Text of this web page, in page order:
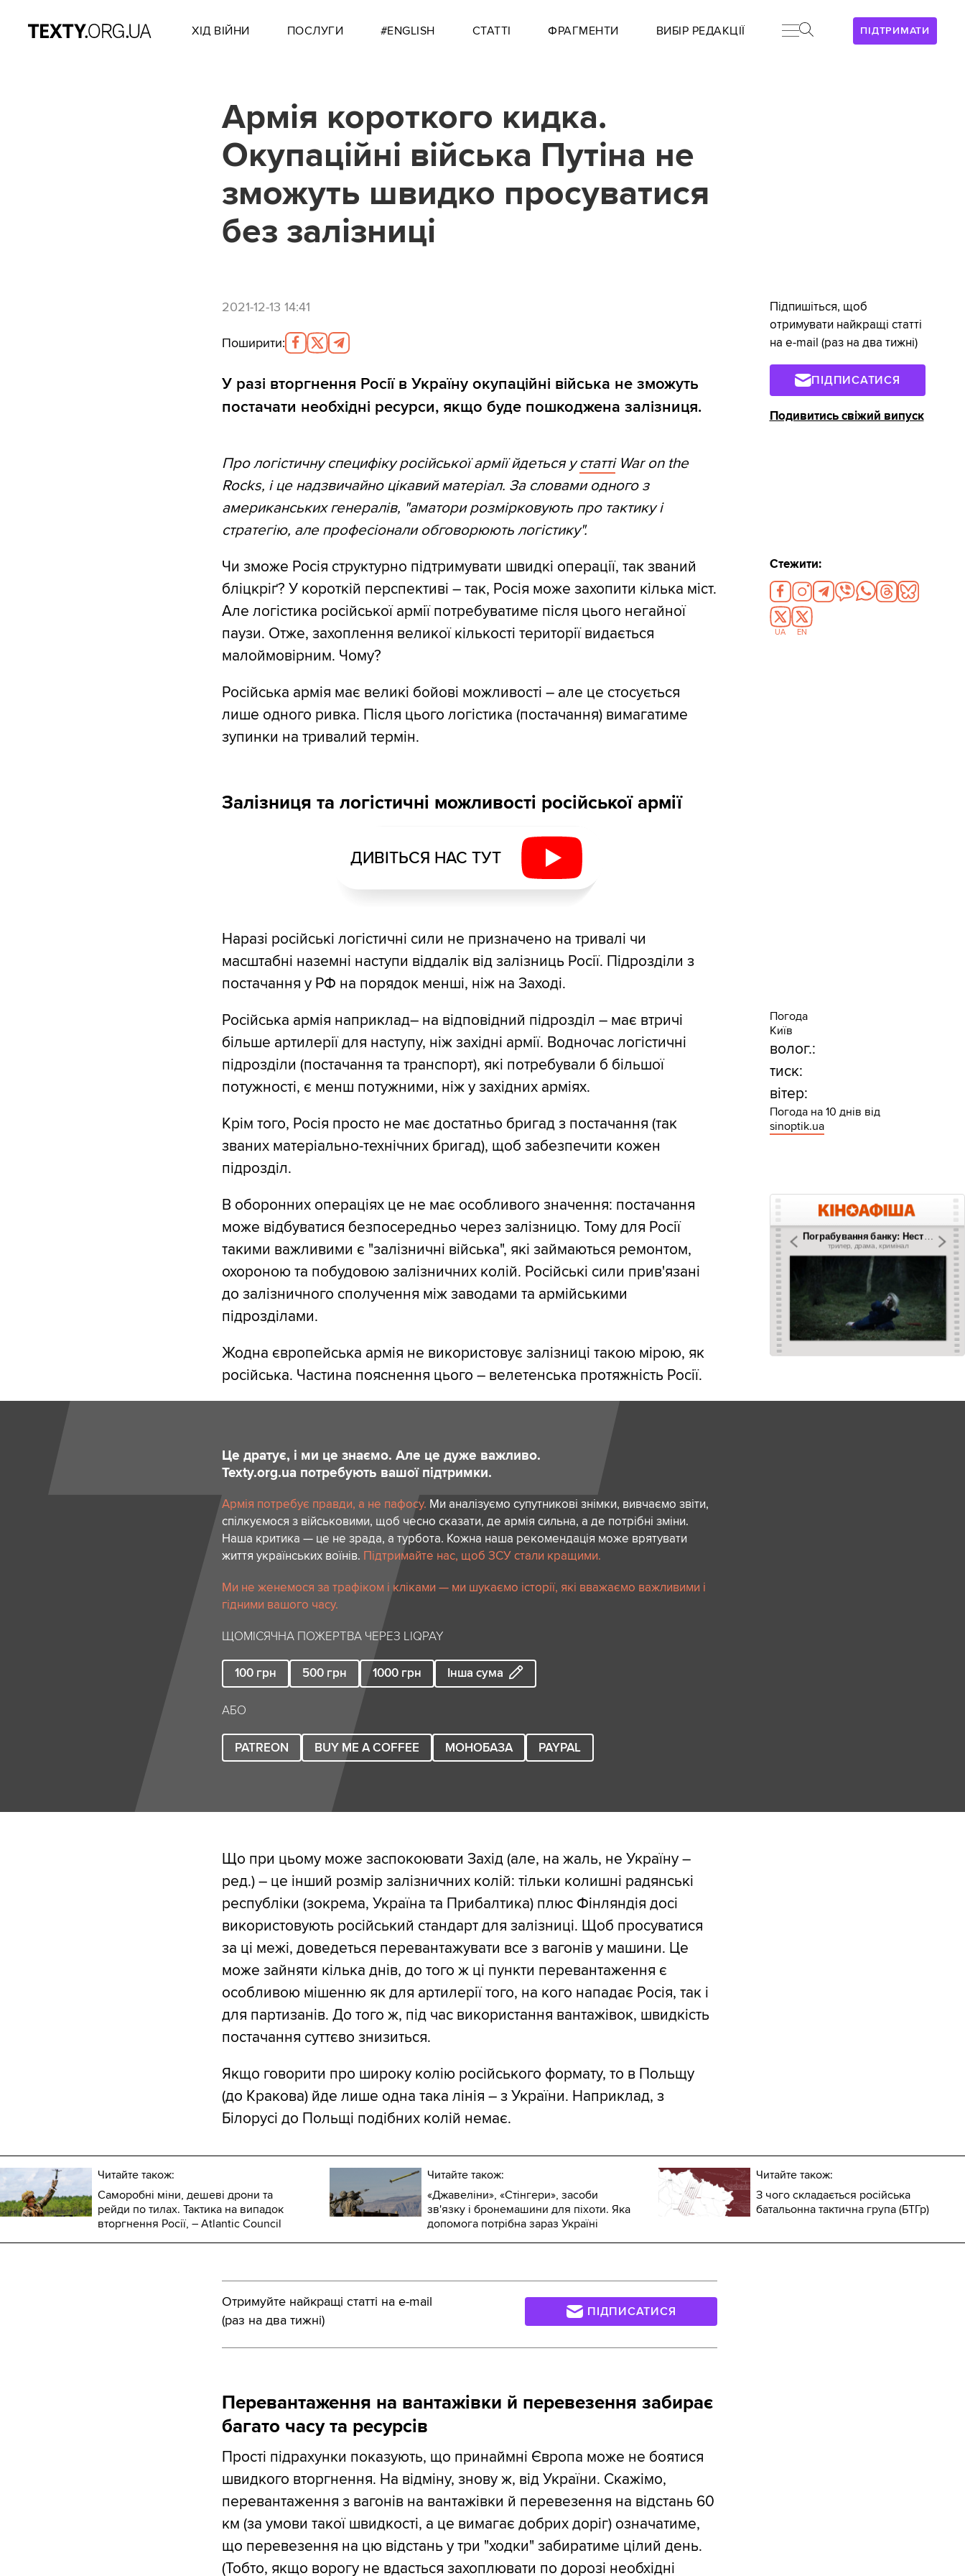
ПІДТРИМАТИ
ХІД ВІЙНИ ПОСЛУГИ #ENGLISH СТАТТІ ФРАГМЕНТИ ВИБІР РЕДАКЦІЇ
Армія короткого кидка.
Окупаційні війська Путіна не
зможуть швидко просуватися
без залізниці
2021-12-13 14:41
Поширити:
У разі вторгнення Росії в Україну окупаційні війська не зможуть
постачати необхідні ресурси, якщо буде пошкоджена залізниця.
Про логістичну специфіку російської армії йдеться у статтіWar on the
Rocks, і це надзвичайно цікавий матеріал. За словами одного з
американських генералів, "аматори розмірковують про тактику і
стратегію, але професіонали обговорюють логістику".
Чи зможе Росія структурно підтримувати швидкі операції, так званий
бліцкріґ? У короткій перспективі – так, Росія може захопити кілька міст.
Але логістика російської армії потребуватиме після цього негайної
паузи. Отже, захоплення великої кількості території видається
малоймовірним. Чому?
Російська армія має великі бойові можливості – але це стосується
лише одного ривка. Після цього логістика (постачання) вимагатиме
зупинки на тривалий термін.
Залізниця та логістичні можливості російської армії
ДИВІТЬСЯ НАС ТУТ
Наразі російські логістичні сили не призначено на тривалі чи
масштабні наземні наступи віддалік від залізниць Росії. Підрозділи з
постачання у РФ на порядок менші, ніж на Заході.
Російська армія наприклад– на відповідний підрозділ – має втричі
більше артилерії для наступу, ніж західні армії. Водночас логістичні
підрозділи (постачання та транспорт), які потребували б більшої
потужності, є менш потужними, ніж у західних арміях.
Крім того, Росія просто не має достатньо бригад з постачання (так
званих матеріально-технічних бригад), щоб забезпечити кожен
підрозділ.
В оборонних операціях це не має особливого значення: постачання
може відбуватися безпосередньо через залізницю. Тому для Росії
такими важливими є "залізничні війська", які займаються ремонтом,
охороною та побудовою залізничних колій. Російські сили прив'язані
до залізничного сполучення між заводами та армійськими
підрозділами.
Жодна європейська армія не використовує залізниці такою мірою, як
російська. Частина пояснення цього – велетенська протяжність Росії.
Це дратує, і ми це знаємо. Але це дуже важливо.
Texty.org.ua потребують вашої підтримки.
Армія потребує правди, а не пафосу. Ми аналізуємо супутникові знімки, вивчаємо звіти,
спілкуємося з військовими, щоб чесно сказати, де армія сильна, а де потрібні зміни.
Наша критика — це не зрада, а турбота. Кожна наша рекомендація може врятувати
життя українських воїнів. Підтримайте нас, щоб ЗСУ стали кращими.
Ми не женемося за трафіком і кліками — ми шукаємо історії, які вважаємо важливими і
гідними вашого часу.
ЩОМІСЯЧНА ПОЖЕРТВА ЧЕРЕЗ LIQPAY
100 грн 500 грн 1000 грн Інша сума
АБО
PATREON BUY ME A COFFEE МОНОБАЗА PAYPAL
Що при цьому може заспокоювати Захід (але, на жаль, не Україну –
ред.) – це інший розмір залізничних колій: тільки колишні радянські
республіки (зокрема, Україна та Прибалтика) плюс Фінляндія досі
використовують російський стандарт для залізниці. Щоб просуватися
за ці межі, доведеться перевантажувати все з вагонів у машини. Це
може зайняти кілька днів, до того ж ці пункти перевантаження є
особливою мішенню як для артилерії того, на кого нападає Росія, так і
для партизанів. До того ж, під час використання вантажівок, швидкість
постачання суттєво знизиться.
Якщо говорити про широку колію російського формату, то в Польщу
(до Кракова) йде лише одна така лінія – з України. Наприклад, з
Білорусі до Польщі подібних колій немає.
Читайте також:
Саморобні міни, дешеві дрони та
рейди по тилах. Тактика на випадок
вторгнення Росії, – Atlantic Council
Читайте також:
«Джавеліни», «Стінгери», засоби
зв'язку і бронемашини для піхоти. Яка
допомога потрібна зараз Україні
Читайте також:
З чого складається російська
батальонна тактична група (БТГр)
Отримуйте найкращі статті на e-mail
(раз на два тижні)
ПІДПИСАТИСЯ
Перевантаження на вантажівки й перевезення забирає
багато часу та ресурсів
Прості підрахунки показують, що принаймні Європа може не боятися
швидкого вторгнення. На відміну, знову ж, від України. Скажімо,
перевантаження з вагонів на вантажівки й перевезення на відстань 60
км (за умови такої швидкості, а це вимагає добрих доріг) означатиме,
що перевезення на цю відстань у три "ходки" забиратиме цілий день.
(Тобто, якщо ворогу не вдасться захоплювати по дорозі необхідні
Підпишіться, щоб
отримувати найкращі статті
на e-mail (раз на два тижні)
ПІДПИСАТИСЯ
Подивитись свіжий випуск
Стежити:
UA EN
Погода
Київ
волог.:
тиск:
вітер:
Погода на 10 днів від
sinoptik.ua